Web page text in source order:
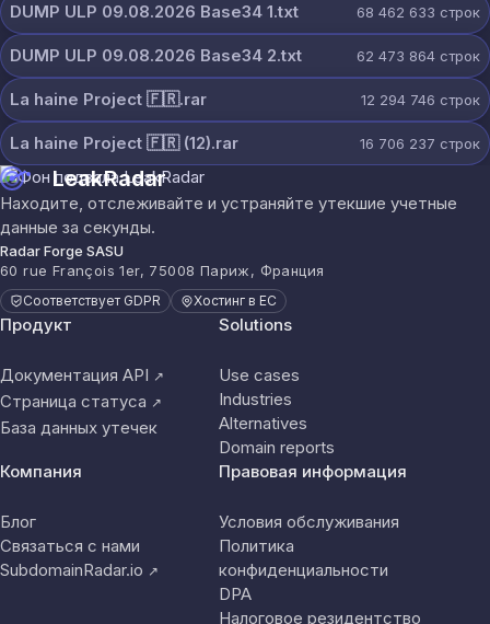
DUMP ULP 09.08.2026 Base34 1.txt 68 462 633 строк
DUMP ULP 09.08.2026 Base34 2.txt 62 473 864 строк
La haine Project 🇫🇷.rar 12 294 746 строк
La haine Project 🇫🇷 (12).rar 16 706 237 строк
LeakRadar
Находите, отслеживайте и устраняйте утекшие учетные
данные за секунды.
Radar Forge SASU
60 rue François 1er, 75008 Париж, Франция
Соответствует GDPR Хостинг в ЕС
Продукт
Документация API ↗
Страница статуса ↗
База данных утечек
Solutions
Use cases
Industries
Alternatives
Domain reports
Компания
Блог
Связаться с нами
SubdomainRadar.io ↗
Правовая информация
Условия обслуживания
Политика
конфиденциальности
DPA
Налоговое резидентство